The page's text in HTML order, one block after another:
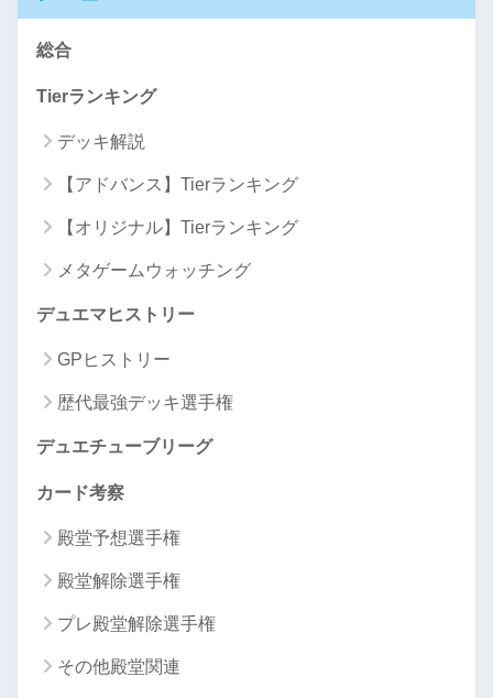
総合
Tierランキング
デッキ解説
【アドバンス】Tierランキング
【オリジナル】Tierランキング
メタゲームウォッチング
デュエマヒストリー
GPヒストリー
歴代最強デッキ選手権
デュエチューブリーグ
カード考察
殿堂予想選手権
殿堂解除選手権
プレ殿堂解除選手権
その他殿堂関連